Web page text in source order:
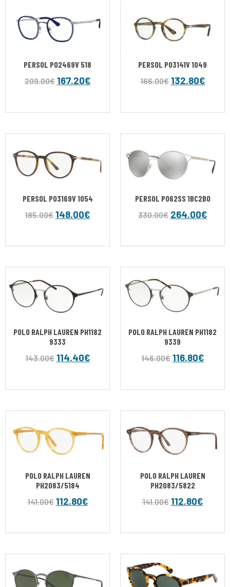
PERSOL PO2469V 518
209.00€ 167.20€
PERSOL PO3141V 1049
166.00€ 132.80€
PERSOL PO3169V 1054
185.00€ 148.00€
PERSOL PO62SS 1BC2B0
330.00€ 264.00€
POLO RALPH LAUREN PH1182
9333
143.00€ 114.40€
POLO RALPH LAUREN PH1182
9339
146.00€ 116.80€
POLO RALPH LAUREN
PH2083/5184
141.00€ 112.80€
POLO RALPH LAUREN
PH2083/5822
141.00€ 112.80€